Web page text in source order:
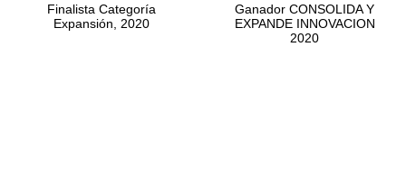
Finalista Categoría
Expansión, 2020
Ganador CONSOLIDA Y
EXPANDE INNOVACION
2020